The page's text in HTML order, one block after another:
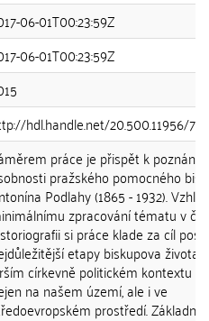
06-01T00:23:59Z
06-01T00:23:59Z
hdl.handle.net/20.500.11956/
práce je přispět k poznání
pražského pomocného
Podlahy (1865 - 1932).
zpracování tématu v
si práce klade za cíl
etapy biskupova života v
církevně politickém kontextu a
na našem území, ale i ve
prostředí.